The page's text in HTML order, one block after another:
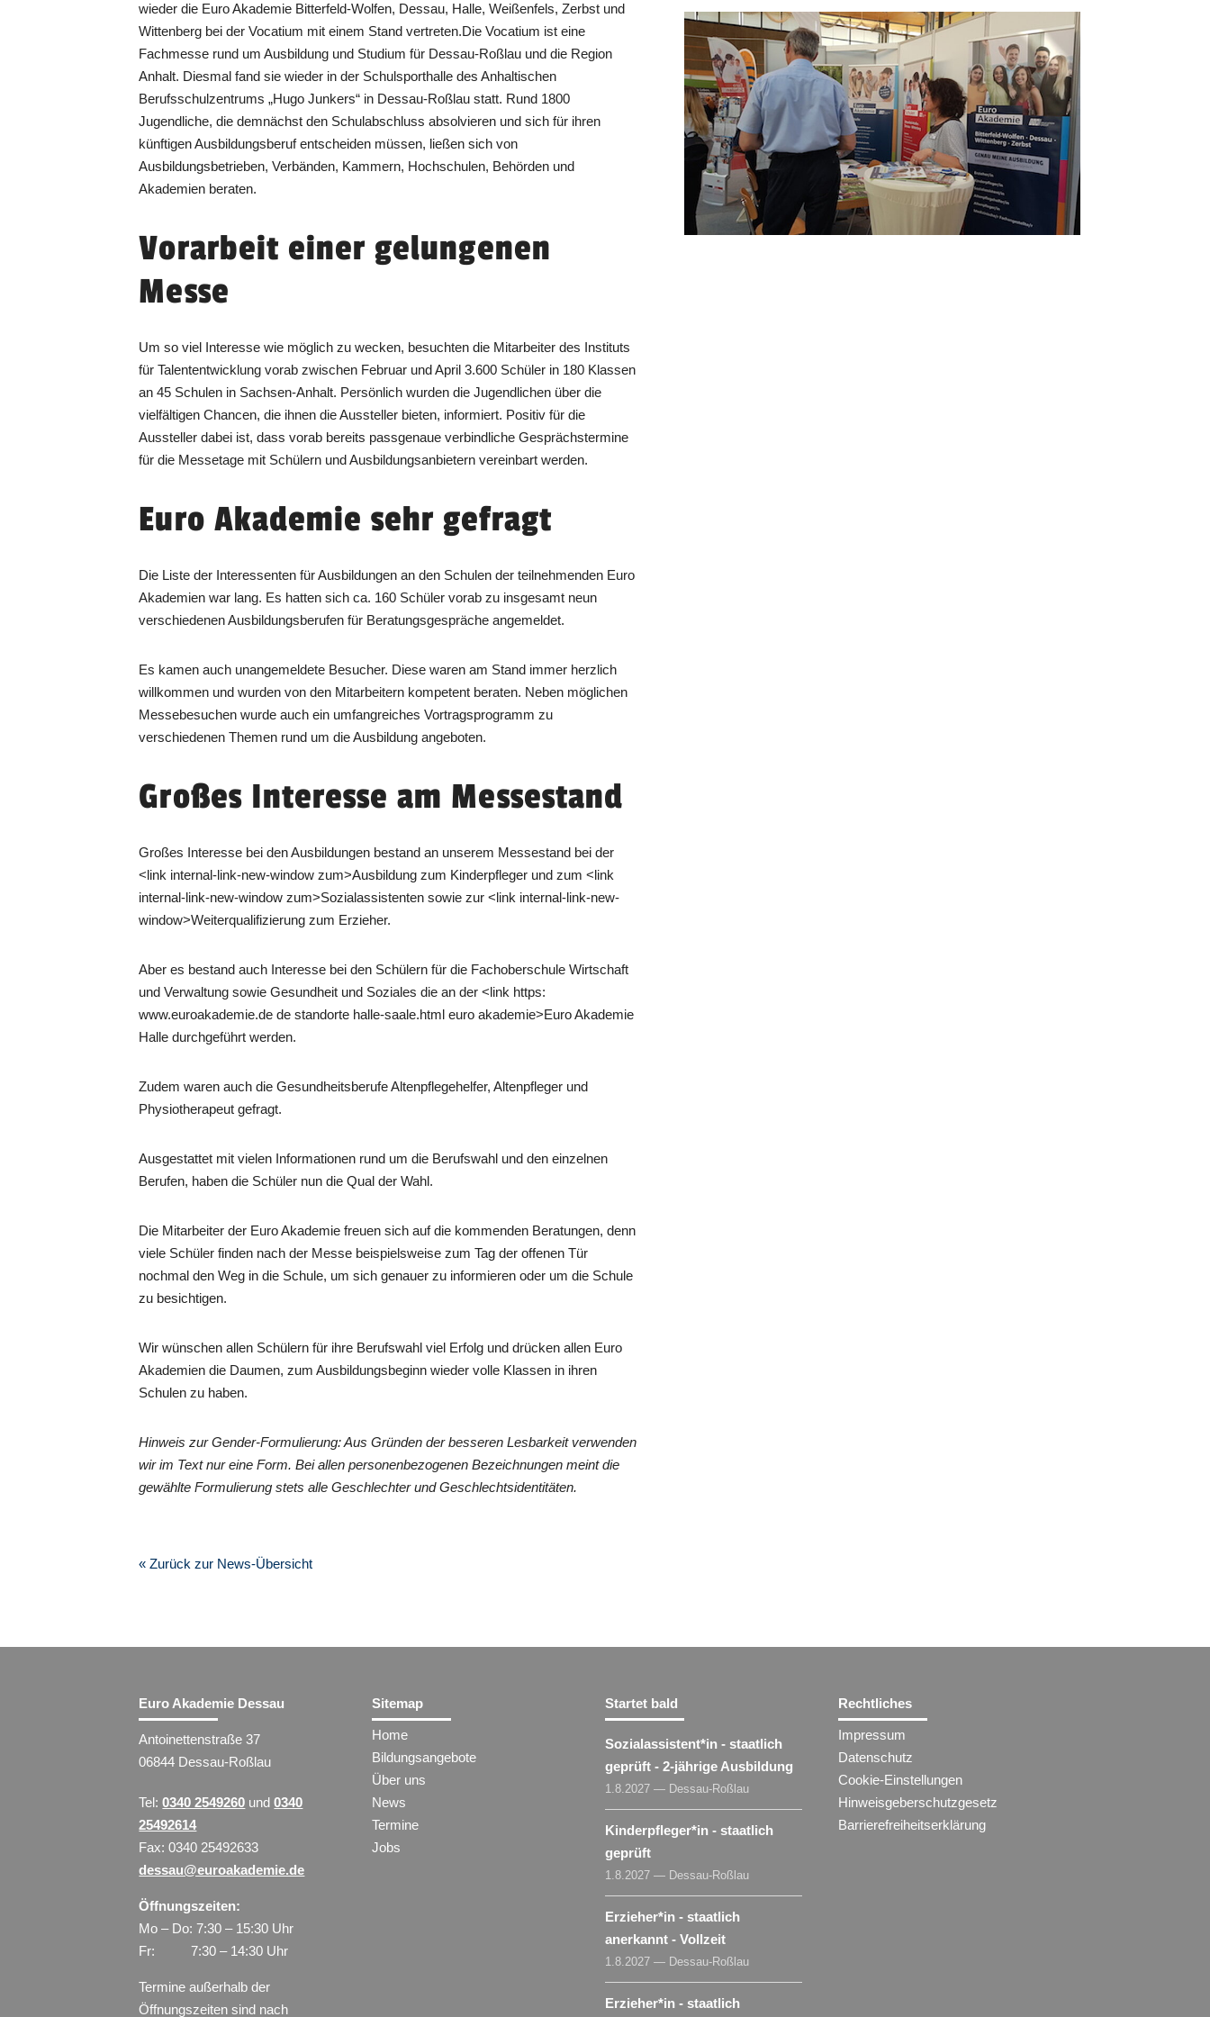
wieder die Euro Akademie Bitterfeld-Wolfen, Dessau, Halle, Weißenfels, Zerbst und
Wittenberg bei der Vocatium mit einem Stand vertreten.Die Vocatium ist eine
Fachmesse rund um Ausbildung und Studium für Dessau-Roßlau und die Region
Anhalt. Diesmal fand sie wieder in der Schulsporthalle des Anhaltischen
Berufsschulzentrums „Hugo Junkers“ in Dessau-Roßlau statt. Rund 1800
Jugendliche, die demnächst den Schulabschluss absolvieren und sich für ihren
künftigen Ausbildungsberuf entscheiden müssen, ließen sich von
Ausbildungsbetrieben, Verbänden, Kammern, Hochschulen, Behörden und
Akademien beraten.
Vorarbeit einer gelungenen
Messe
Um so viel Interesse wie möglich zu wecken, besuchten die Mitarbeiter des Instituts
für Talententwicklung vorab zwischen Februar und April 3.600 Schüler in 180 Klassen
an 45 Schulen in Sachsen-Anhalt. Persönlich wurden die Jugendlichen über die
vielfältigen Chancen, die ihnen die Aussteller bieten, informiert. Positiv für die
Aussteller dabei ist, dass vorab bereits passgenaue verbindliche Gesprächstermine
für die Messetage mit Schülern und Ausbildungsanbietern vereinbart werden.
Euro Akademie sehr gefragt
Die Liste der Interessenten für Ausbildungen an den Schulen der teilnehmenden Euro
Akademien war lang. Es hatten sich ca. 160 Schüler vorab zu insgesamt neun
verschiedenen Ausbildungsberufen für Beratungsgespräche angemeldet.
Es kamen auch unangemeldete Besucher. Diese waren am Stand immer herzlich
willkommen und wurden von den Mitarbeitern kompetent beraten. Neben möglichen
Messebesuchen wurde auch ein umfangreiches Vortragsprogramm zu
verschiedenen Themen rund um die Ausbildung angeboten.
Großes Interesse am Messestand
Großes Interesse bei den Ausbildungen bestand an unserem Messestand bei der
<link internal-link-new-window zum>Ausbildung zum Kinderpfleger und zum <link
internal-link-new-window zum>Sozialassistenten sowie zur <link internal-link-new-
window>Weiterqualifizierung zum Erzieher.
Aber es bestand auch Interesse bei den Schülern für die Fachoberschule Wirtschaft
und Verwaltung sowie Gesundheit und Soziales die an der <link https:
www.euroakademie.de de standorte halle-saale.html euro akademie>Euro Akademie
Halle durchgeführt werden.
Zudem waren auch die Gesundheitsberufe Altenpflegehelfer, Altenpfleger und
Physiotherapeut gefragt.
Ausgestattet mit vielen Informationen rund um die Berufswahl und den einzelnen
Berufen, haben die Schüler nun die Qual der Wahl.
Die Mitarbeiter der Euro Akademie freuen sich auf die kommenden Beratungen, denn
viele Schüler finden nach der Messe beispielsweise zum Tag der offenen Tür
nochmal den Weg in die Schule, um sich genauer zu informieren oder um die Schule
zu besichtigen.
Wir wünschen allen Schülern für ihre Berufswahl viel Erfolg und drücken allen Euro
Akademien die Daumen, zum Ausbildungsbeginn wieder volle Klassen in ihren
Schulen zu haben.
Hinweis zur Gender-Formulierung: Aus Gründen der besseren Lesbarkeit verwenden
wir im Text nur eine Form. Bei allen personenbezogenen Bezeichnungen meint die
gewählte Formulierung stets alle Geschlechter und Geschlechtsidentitäten.
« Zurück zur News-Übersicht
Euro Akademie Dessau
Antoinettenstraße 37
06844 Dessau-Roßlau
Tel:0340 2549260 und0340
25492614
Fax: 0340 25492633
dessau@euroakademie.de
Öffnungszeiten:
Mo – Do: 7:30 – 15:30 Uhr
Fr: 7:30 – 14:30 Uhr
Termine außerhalb der
Öffnungszeiten sind nach
Sitemap
Home
Bildungsangebote
Über uns
News
Termine
Jobs
Startet bald
Sozialassistent​*in - staatlich
geprüft - 2-jährige Ausbildung
1.8.2027 — Dessau-Roßlau
Kinderpfleger​*in - staatlich
geprüft
1.8.2027 — Dessau-Roßlau
Erzieher​*in - staatlich
anerkannt - Vollzeit
1.8.2027 — Dessau-Roßlau
Erzieher​*in - staatlich
Rechtliches
Impressum
Datenschutz
Cookie-Einstellungen
Hinweisgeberschutzgesetz
Barrierefreiheitserklärung